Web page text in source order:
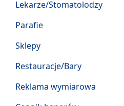
Lekarze/Stomatolodzy
Parafie
Sklepy
Restauracje/Bary
Reklama wymiarowa